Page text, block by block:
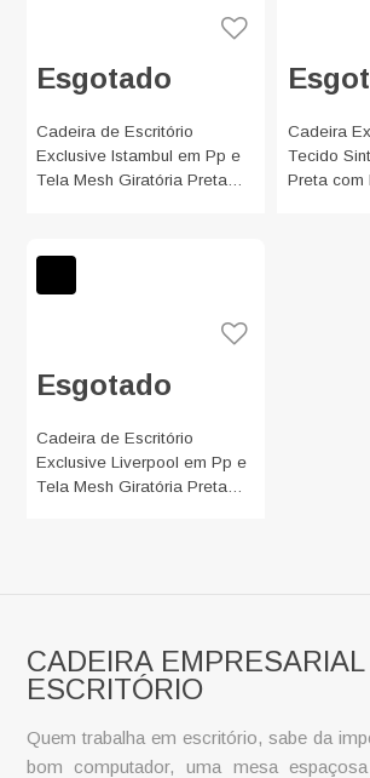
Esgotado
Cadeira de Escritório
Exclusive Istambul em Pp e
Tela Mesh Giratória Preta
Cadeira
Tecido
Preta com
Esgotado
Cadeira de Escritório
Exclusive Liverpool em Pp e
Tela Mesh Giratória Preta
CADEIRA
ESCRITÓRIO
Quem trabalha em escritório, sabe da
bom computador, uma mesa